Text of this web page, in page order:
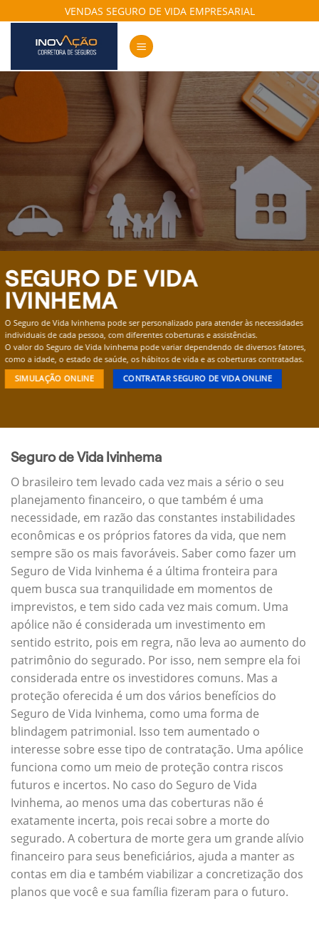
to
content
VENDAS SEGURO DE VIDA EMPRESARIAL
SEGURO DE VIDA
IVINHEMA
O Seguro de Vida Ivinhema pode ser personalizado para atender às necessidades
individuais de cada pessoa, com diferentes coberturas e assistências.
O valor do Seguro de Vida Ivinhema pode variar dependendo de diversos fatores,
como a idade, o estado de saúde, os hábitos de vida e as coberturas contratadas.
SIMULAÇÃO ONLINE CONTRATAR SEGURO DE VIDA ONLINE
Seguro de Vida Ivinhema
O brasileiro tem levado cada vez mais a sério o seu
planejamento financeiro, o que também é uma
necessidade, em razão das constantes instabilidades
econômicas e os próprios fatores da vida, que nem
sempre são os mais favoráveis. Saber como fazer um
Seguro de Vida Ivinhema é a última fronteira para
quem busca sua tranquilidade em momentos de
imprevistos, e tem sido cada vez mais comum. Uma
apólice não é considerada um investimento em
sentido estrito, pois em regra, não leva ao aumento do
patrimônio do segurado. Por isso, nem sempre ela foi
considerada entre os investidores comuns. Mas a
proteção oferecida é um dos vários benefícios do
Seguro de Vida Ivinhema, como uma forma de
blindagem patrimonial. Isso tem aumentado o
interesse sobre esse tipo de contratação. Uma apólice
funciona como um meio de proteção contra riscos
futuros e incertos. No caso do Seguro de Vida
Ivinhema, ao menos uma das coberturas não é
exatamente incerta, pois recai sobre a morte do
segurado. A cobertura de morte gera um grande alívio
financeiro para seus beneficiários, ajuda a manter as
contas em dia e também viabilizar a concretização dos
planos que você e sua família fizeram para o futuro.